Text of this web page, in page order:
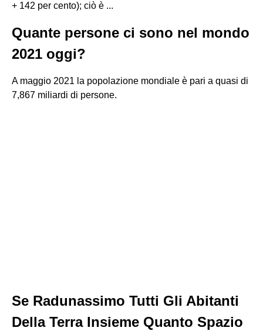
+ 142 per cento); ciò è ...
Quante persone ci sono nel mondo
2021 oggi?
A maggio 2021 la popolazione mondiale è pari a quasi di
7,867 miliardi di persone.
Se Radunassimo Tutti Gli Abitanti
Della Terra Insieme Quanto Spazio